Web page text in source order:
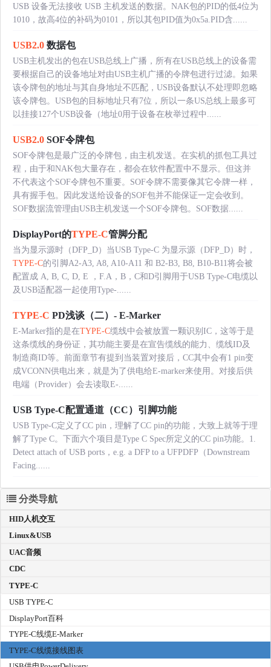
USB 设备无法接收 USB 主机发送的数据。NAK包的PID的低4位为
1010，故高4位的补码为0101，所以其包PID值为0x5a.PID含......
USB2.0 数据包
USB主机发出的包在USB总线上广播，所有在USB总线上的设备需
要根据自己的设备地址对由USB主机广播的令牌包进行过滤。如果
该令牌包的地址与其自身地址不匹配，USB设备默认不处理即忽略
该令牌包。USB包的目标地址只有7位，所以一条US总线上最多可
以挂接127个USB设备（地址0用于设备在枚举过程中......
USB2.0 SOF令牌包
SOF令牌包是最广泛的令牌包，由主机发送。在实机的抓包工具过
程，由于和NAK包大量存在，都会在软件配置中不显示。但这并
不代表这个SOF令牌包不重要。SOF令牌不需要像其它令牌一样，
具有握手包。因此发送给设备的SOF包并不能保证一定会收到。
SOF数据流管理由USB主机发送一个SOF令牌包。SOF数据......
DisplayPort的TYPE-C管脚分配
当为显示源时（DFP_D）当USB Type-C 为显示源（DFP_D）时，
TYPE-C的引脚A2-A3, A8, A10-A11 和 B2-B3, B8, B10-B11将会被
配置成 A, B, C, D, E ，F.A，B，C和D引脚用于USB Type-C电缆以
及USB适配器一起使用Type-......
TYPE-C PD浅谈（二）- E-Marker
E-Marker指的是在TYPE-C缆线中会被放置一颗识别IC，这等于是
这条缆线的身份证，其功能主要是在宣告缆线的能力、缆线ID及
制造商ID等。前面章节有提到当装置对接后，CC其中会有1 pin变
成VCONN供电出来，就是为了供电给E-marker来使用。对接后供
电端（Provider）会去读取E-......
USB Type-C配置通道（CC）引脚功能
USB Type-C定义了CC pin，理解了CC pin的功能，大致上就等于理
解了Type C。下面六个项目是Type C Spec所定义的CC pin功能。1.
Detect attach of USB ports，e.g. a DFP to a UFPDFP（Downstream
Facing......
分类导航
HID人机交互
Linux&USB
UAC音频
CDC
TYPE-C
USB TYPE-C
DisplayPort百科
TYPE-C线缆E-Marker
TYPE-C线缆接线图表